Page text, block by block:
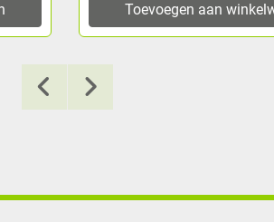
Toevoegen aan winkelwagen